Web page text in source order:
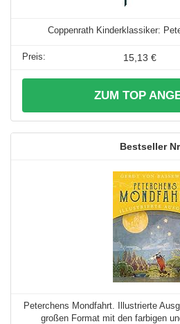
Coppenrath Kinderklassiker:
15,13 €
ZUM TOP
Peterchens Mondfahrt. Illustrierte
großen Format mit den farbigen